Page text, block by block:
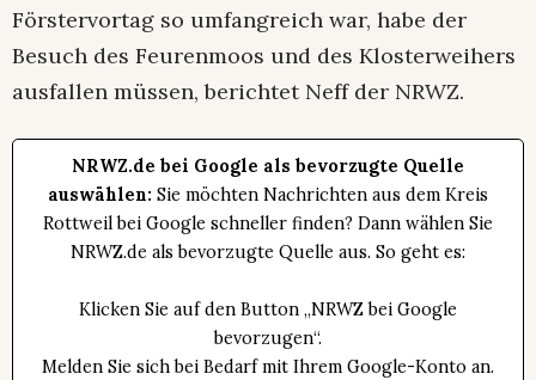
Förstervortag so umfangreich war, habe der
Besuch des Feurenmoos und des Klosterweihers
ausfallen müssen, berichtet Neff der NRWZ.
NRWZ.de bei Google als bevorzugte Quelle
auswählen: Sie möchten Nachrichten aus dem Kreis
Rottweil bei Google schneller finden? Dann wählen Sie
NRWZ.de als bevorzugte Quelle aus. So geht es:
Klicken Sie auf den Button „NRWZ bei Google
bevorzugen“.
Melden Sie sich bei Bedarf mit Ihrem Google-Konto an.